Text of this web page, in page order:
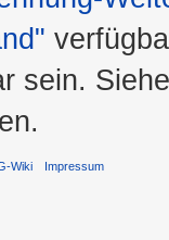
sein.
Wiki Impressum